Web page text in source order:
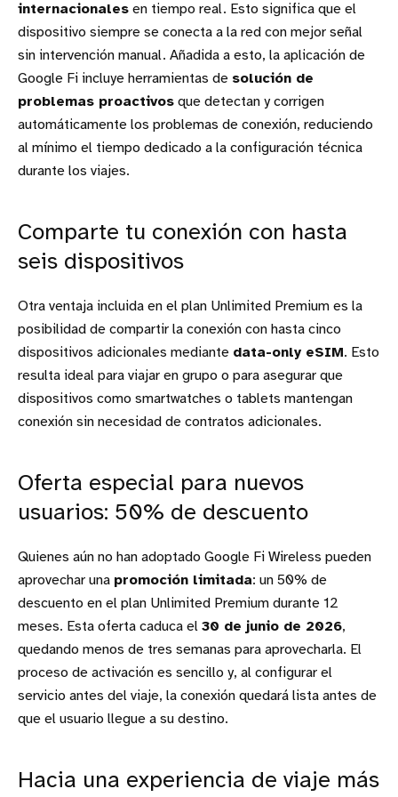
internacionales en tiempo real. Esto significa que el
dispositivo siempre se conecta a la red con mejor señal
sin intervención manual. Añadida a esto, la aplicación de
Google Fi incluye herramientas de solución de
problemas proactivos que detectan y corrigen
automáticamente los problemas de conexión, reduciendo
al mínimo el tiempo dedicado a la configuración técnica
durante los viajes.
Comparte tu conexión con hasta
seis dispositivos
Otra ventaja incluida en el plan Unlimited Premium es la
posibilidad de compartir la conexión con hasta cinco
dispositivos adicionales mediante data-only eSIM. Esto
resulta ideal para viajar en grupo o para asegurar que
dispositivos como smartwatches o tablets mantengan
conexión sin necesidad de contratos adicionales.
Oferta especial para nuevos
usuarios: 50% de descuento
Quienes aún no han adoptado Google Fi Wireless pueden
aprovechar una promoción limitada: un 50% de
descuento en el plan Unlimited Premium durante 12
meses. Esta oferta caduca el 30 de junio de 2026,
quedando menos de tres semanas para aprovecharla. El
proceso de activación es sencillo y, al configurar el
servicio antes del viaje, la conexión quedará lista antes de
que el usuario llegue a su destino.
Hacia una experiencia de viaje más